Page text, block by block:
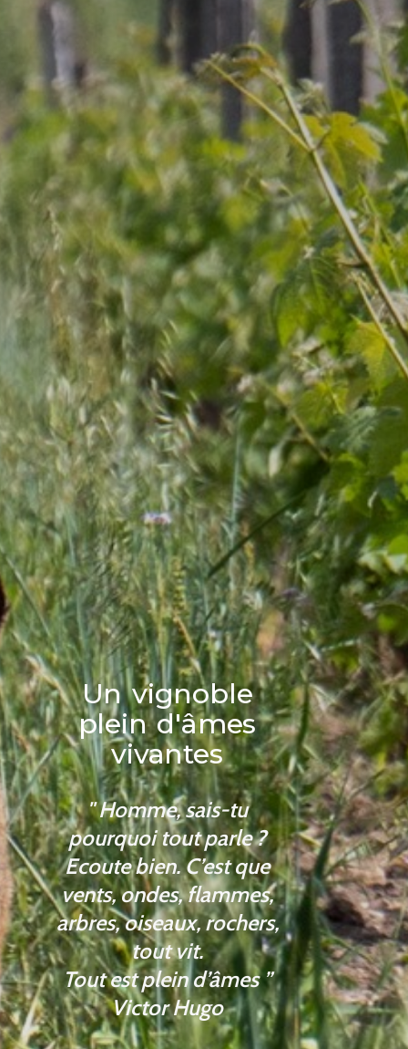
Un vignoble
plein d'âmes
vivantes
" Homme, sais-tu
pourquoi tout parle ?
Ecoute bien. C’est que
vents, ondes, flammes,
arbres, oiseaux, rochers,
tout vit.
Tout est plein d’âmes ”
Victor Hugo